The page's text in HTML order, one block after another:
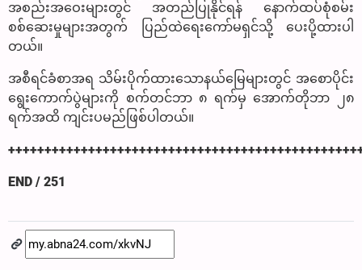
အစည်းအဝေးများတွင် အတည်ပြုနိုင်ရန် နောက်ထပ်စုံစမ်း
စစ်ဆေးမှုများအတွက် ပြည်ထဲရေးကော်မရှင်သို့ ပေးပို့ထားပါ
တယ်။
အစီရင်ခံစာအရ သိမ်းပိုက်ထားသောနယ်မြေများတွင် အစောပိုင်း
ရွေးကောက်ပွဲများကို စက်တင်ဘာ ၈ ရက်မှ အောက်တိုဘာ ၂၈
ရက်အထိ ကျင်းပမည်ဖြစ်ပါတယ်။
END / 251